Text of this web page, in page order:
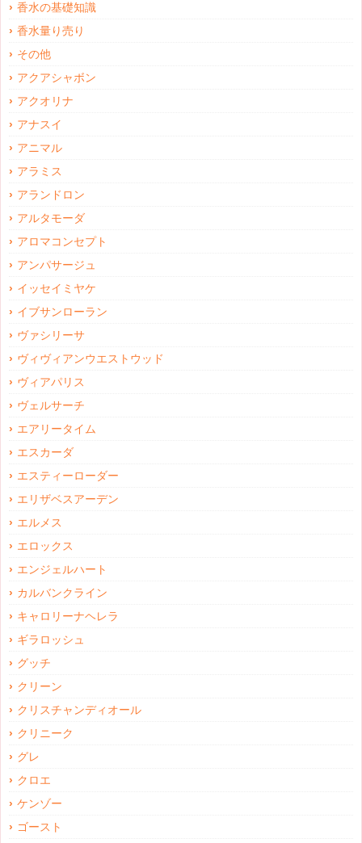
香水の基礎知識
香水量り売り
その他
アクアシャボン
アクオリナ
アナスイ
アニマル
アラミス
アランドロン
アルタモーダ
アロマコンセプト
アンパサージュ
イッセイミヤケ
イブサンローラン
ヴァシリーサ
ヴィヴィアンウエストウッド
ヴィアパリス
ヴェルサーチ
エアリータイム
エスカーダ
エスティーローダー
エリザベスアーデン
エルメス
エロックス
エンジェルハート
カルバンクライン
キャロリーナヘレラ
ギラロッシュ
グッチ
クリーン
クリスチャンディオール
クリニーク
グレ
クロエ
ケンゾー
ゴースト